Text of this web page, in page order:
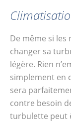
De même si
changer sa
légère. Rien
simplement en
sera
contre besoin
turbulette peut